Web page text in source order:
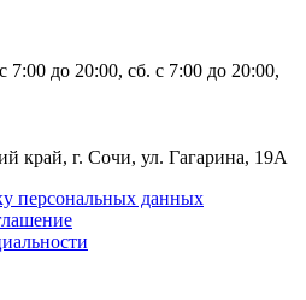
до 20:00, сб. с 7:00 до 20:00,
край, г. Сочи, ул. Гагарина, 19А
персональных данных